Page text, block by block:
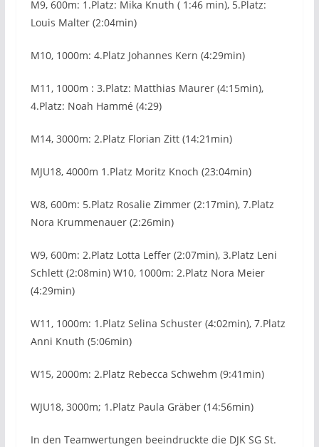
M9, 600m: 1.Platz: Mika Knuth ( 1:46 min), 5.Platz:
Louis Malter (2:04min)
M10, 1000m: 4.Platz Johannes Kern (4:29min)
M11, 1000m : 3.Platz: Matthias Maurer (4:15min),
4.Platz: Noah Hammé (4:29)
M14, 3000m: 2.Platz Florian Zitt (14:21min)
MJU18, 4000m 1.Platz Moritz Knoch (23:04min)
W8, 600m: 5.Platz Rosalie Zimmer (2:17min), 7.Platz
Nora Krummenauer (2:26min)
W9, 600m: 2.Platz Lotta Leffer (2:07min), 3.Platz Leni
Schlett (2:08min) W10, 1000m: 2.Platz Nora Meier
(4:29min)
W11, 1000m: 1.Platz Selina Schuster (4:02min), 7.Platz
Anni Knuth (5:06min)
W15, 2000m: 2.Platz Rebecca Schwehm (9:41min)
WJU18, 3000m; 1.Platz Paula Gräber (14:56min)
In den Teamwertungen beeindruckte die DJK SG St.